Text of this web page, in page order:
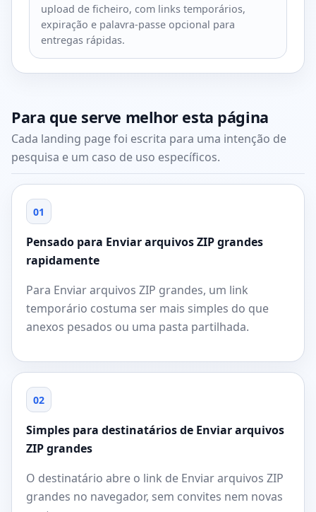
upload de ficheiro, com links temporários,
expiração e palavra-passe opcional para
entregas rápidas.
Para que serve melhor esta página
Cada landing page foi escrita para uma intenção de
pesquisa e um caso de uso específicos.
01
Pensado para Enviar arquivos ZIP grandes
rapidamente
Para Enviar arquivos ZIP grandes, um link
temporário costuma ser mais simples do que
anexos pesados ou uma pasta partilhada.
02
Simples para destinatários de Enviar arquivos
ZIP grandes
O destinatário abre o link de Enviar arquivos ZIP
grandes no navegador, sem convites nem novas